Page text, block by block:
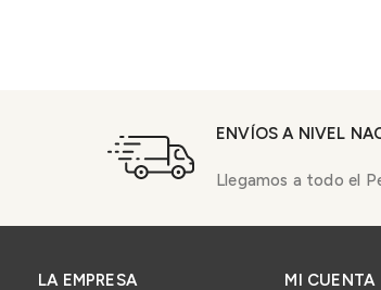
ENVÍOS A NIVEL
Llegamos a todo el
LA EMPRESA MI CUENTA